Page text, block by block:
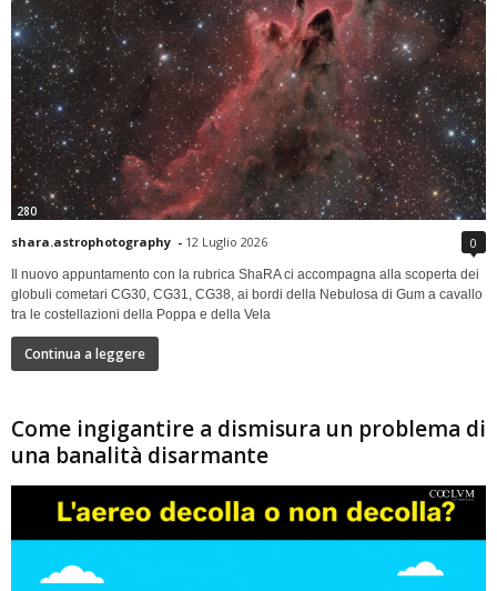
280
shara.astrophotography - 12 Luglio 2026 0
Il nuovo appuntamento con la rubrica ShaRA ci accompagna alla scoperta dei
globuli cometari CG30, CG31, CG38, ai bordi della Nebulosa di Gum a cavallo
tra le costellazioni della Poppa e della Vela
Continua a leggere
Come ingigantire a dismisura un problema di
una banalità disarmante